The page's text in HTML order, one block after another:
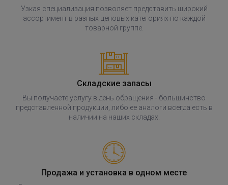
Узкая специализация позволяет представить широкий
ассортимент в разных ценовых категориях по каждой
товарной группе.
Складские запасы
Вы получаете услугу в день обращения - большинство
представленной продукции, либо ее аналоги всегда есть в
наличии на наших складах.
Продажа и установка в одном месте